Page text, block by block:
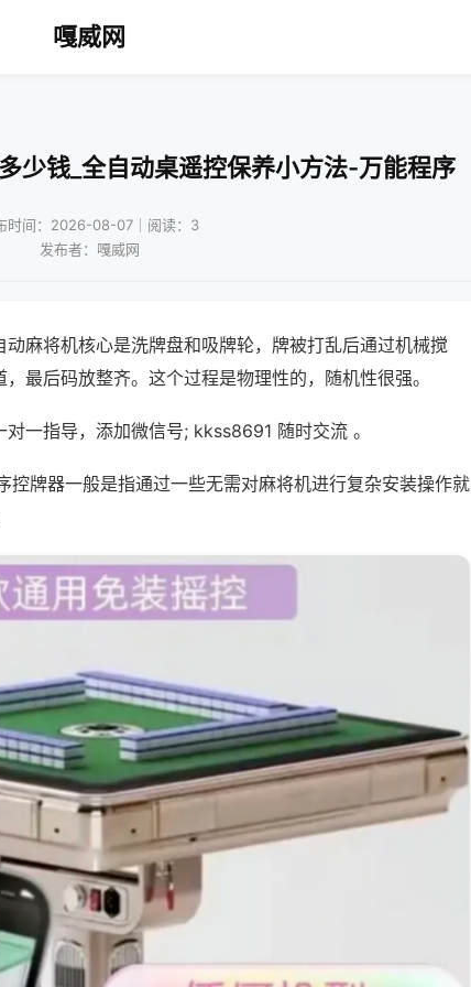
嘎威网
少钱_全自动桌遥控保养小方法-万能程序
时间：2026-08-07｜阅读：3
发布者：嘎威网
麻将机核心是洗牌盘和吸牌轮，牌被打乱后通过机械搅
最后码放整齐。这个过程是物理性的，随机性很强。
一指导，添加微信号; kkss8691 随时交流 。
控牌器一般是指通过一些无需对麻将机进行复杂安装操作就